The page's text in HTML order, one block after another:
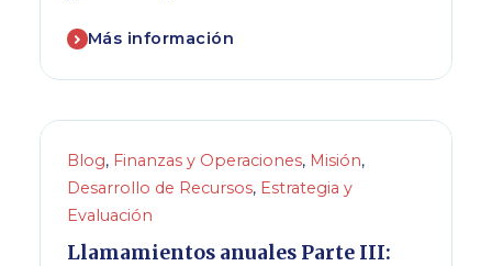
Más información
Blog, Finanzas y Operaciones, Misión,
Desarrollo de Recursos, Estrategia y
Evaluación
Llamamientos anuales Parte III: